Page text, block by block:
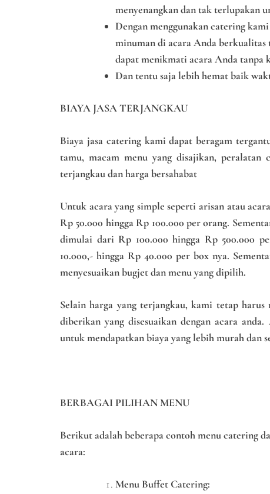
menyenangkan dan tak terlupakan
Dengan menggunakan catering
minuman di acara Anda berkualitas
dapat menikmati acara Anda tanpa
Dan tentu saja lebih hemat baik
BIAYA JASA TERJANGKAU
Biaya jasa catering kami dapat beragam
tamu, macam menu yang disajikan, peralatan
terjangkau dan harga bersahabat
Untuk acara yang simple seperti arisan atau
Rp 50.000 hingga Rp 100.000 per orang.
dimulai dari Rp 100.000 hingga Rp 500.000
10.000,- hingga Rp 40.000 per box nya.
menyesuaikan bugjet dan menu yang dipilih.
Selain harga yang terjangkau, kami tetap
diberikan yang disesuaikan dengan acara
untuk mendapatkan biaya yang lebih murah dan
BERBAGAI PILIHAN MENU
Berikut adalah beberapa contoh menu catering
acara:
Menu Buffet Catering: